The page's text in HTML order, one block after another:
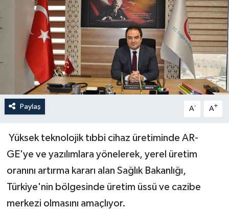
Paylaş A- A+
Yüksek teknolojik tıbbi cihaz üretiminde AR-
GE'ye ve yazılımlara yönelerek, yerel üretim
oranını artırma kararı alan Sağlık Bakanlığı,
Türkiye'nin bölgesinde üretim üssü ve cazibe
merkezi olmasını amaçlıyor.